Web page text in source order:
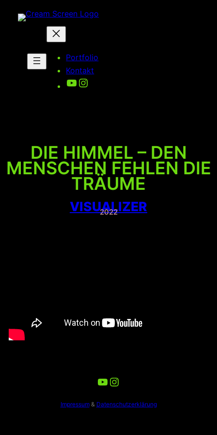
Inhalt
Portfolio
Kontakt
YouTube
Instagram
DIE HIMMEL – DEN
MENSCHEN FEHLEN DIE
TRÄUME
VISUALIZER
2022
YouTube
Instagram
Impressum& Datenschutzerklärung